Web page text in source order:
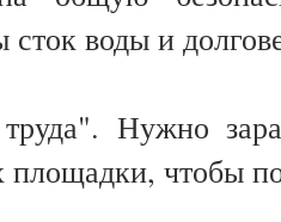
сток воды и
Нужно
площадки, чтобы